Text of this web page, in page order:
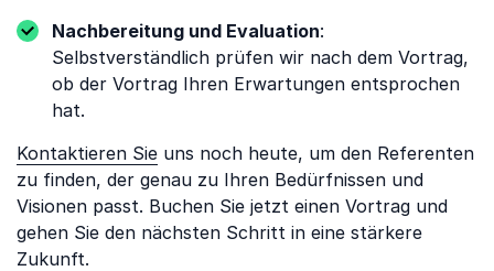
Nachbereitung und Evaluation:
Selbstverständlich prüfen wir nach dem Vortrag,
ob der Vortrag Ihren Erwartungen entsprochen
hat.
Kontaktieren Sie uns noch heute, um den Referenten
zu finden, der genau zu Ihren Bedürfnissen und
Visionen passt. Buchen Sie jetzt einen Vortrag und
gehen Sie den nächsten Schritt in eine stärkere
Zukunft.